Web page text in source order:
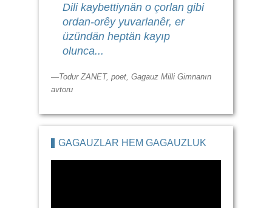
Dili kaybettiynän o çorlan gibi
ordan-orêy yuvarlanêr, er
üzündän heptän kayıp
olunca...
—Todur ZANET, poet, Gagauz Milli Gimnanın
avtoru
GAGAUZLAR HEM GAGAUZLUK